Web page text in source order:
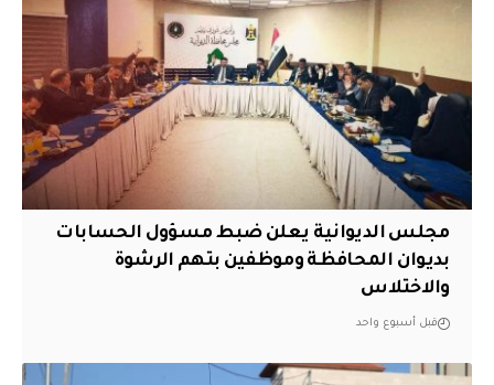
مجلس الديوانية يعلن ضبط مسؤول الحسابات
بديوان المحافظة وموظفين بتهم الرشوة
والاختلاس
قبل أسبوع واحد